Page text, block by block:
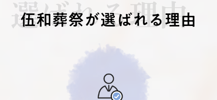
伍和葬祭が選ばれる理由
選ばれる理由